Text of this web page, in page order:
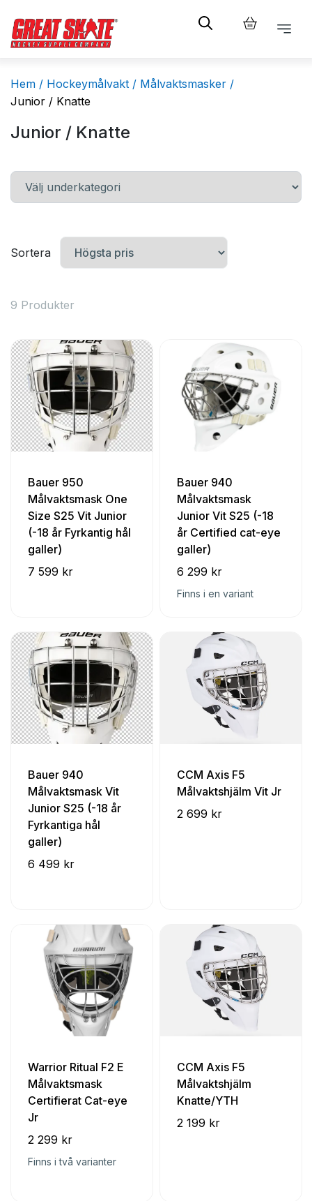
Hem / Hockeymålvakt / Målvaktsmasker /
Junior / Knatte
Junior / Knatte
Sortera
9 Produkter
Bauer 950
Målvaktsmask One
Size S25 Vit Junior
(-18 år Fyrkantig hål
galler)
7 599 kr
Bauer 940
Målvaktsmask
Junior Vit S25 (-18
år Certified cat-eye
galler)
6 299 kr
Finns i en variant
Bauer 940
Målvaktsmask Vit
Junior S25 (-18 år
Fyrkantiga hål
galler)
6 499 kr
CCM Axis F5
Målvaktshjälm Vit Jr
2 699 kr
Warrior Ritual F2 E
Målvaktsmask
Certifierat Cat-eye
Jr
2 299 kr
Finns i två varianter
CCM Axis F5
Målvaktshjälm
Knatte/YTH
2 199 kr